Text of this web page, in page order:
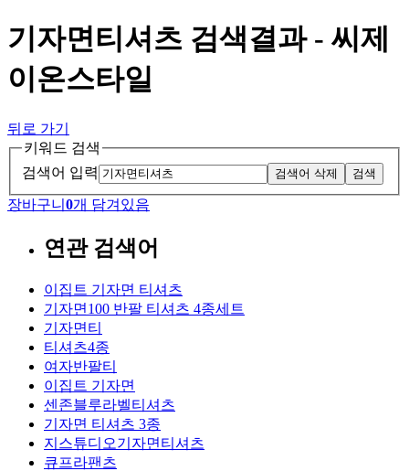
기자면티셔츠 검색결과 - 씨제
이온스타일
뒤로 가기
키워드 검색
검색어 입력
검색어 삭제 검색
장바구니 0개 담겨있음
연관 검색어
이집트 기자면 티셔츠
기자면100 반팔 티셔츠 4종세트
기자면티
티셔츠4종
여자반팔티
이집트 기자면
센존블루라벨티셔츠
기자면 티셔츠 3종
지스튜디오기자면티셔츠
큐프라팬츠